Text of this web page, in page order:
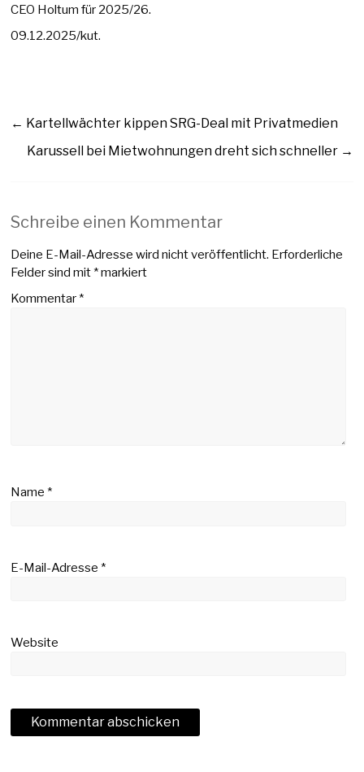
CEO Holtum für 2025/26.
09.12.2025/kut.
← Kartellwächter kippen SRG-Deal mit Privatmedien
Karussell bei Mietwohnungen dreht sich schneller →
Schreibe einen Kommentar
Deine E-Mail-Adresse wird nicht veröffentlicht. Erforderliche
Felder sind mit*markiert
Kommentar*
Name*
E-Mail-Adresse*
Website